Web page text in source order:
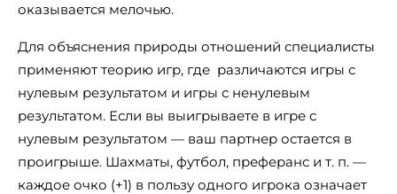
оказывается мелочью.
Для объяснения природы отношений специалисты
применяют теорию игр, где различаются игры с
нулевым результатом и игры с ненулевым
результатом. Если вы выигрываете в игре с
нулевым результатом — ваш партнер остается в
проигрыше. Шахматы, футбол, преферанс и т. п. —
каждое очко (+1) в пользу одного игрока означает